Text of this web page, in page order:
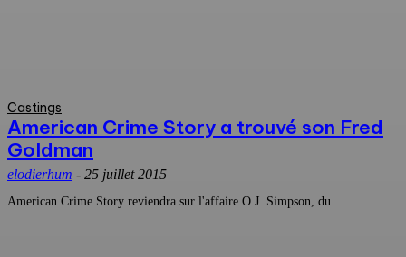
Castings
American Crime Story a trouvé son Fred
Goldman
elodierhum - 25 juillet 2015
American Crime Story reviendra sur l'affaire O.J. Simpson, du...